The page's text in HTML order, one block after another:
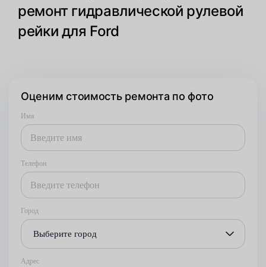
ремонт гидравлической рулевой
рейки для Ford
Оценим стоимость ремонта по фото
Имя
Телефон
Город
Выберите город
Адрес